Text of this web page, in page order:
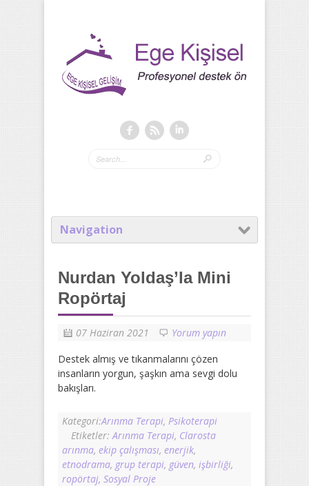
Navigation
Nurdan Yoldaş’la Mini
Ropörtaj
07 Haziran 2021
Yorum yapın
Destek almış ve tıkanmalarını çözen
insanların yorgun, şaşkın ama sevgi dolu
bakışları.
Kategori:Arınma Terapi, Psikoterapi
Etiketler: Arınma Terapi, Clarosta
arınma, ekip çalışması, enerjik,
etnodrama, grup terapi, güven, işbirliği,
ropörtaj, Sosyal Proje